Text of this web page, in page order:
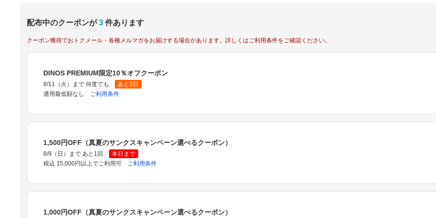
配布中のクーポンが 3 件あります
クーポン獲得でおトクメール・各種メルマガをお届けする場合があります。詳しくはご利用条件をご確認ください。
DINOS PREMIUM限定10％オフクーポン
8/11（火）まで 何度でも
あと2日
適用最低額なし
ご利用条件
1,500円OFF（真夏のサンクスキャンペーン選べるクーポン）
8/9（日）まで あと1回
本日まで
税込 15,000円以上でご利用可
ご利用条件
1,000円OFF（真夏のサンクスキャンペーン選べるクーポン）